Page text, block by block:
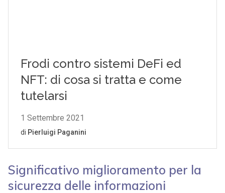
Significativo miglioramento per la
sicurezza delle informazioni